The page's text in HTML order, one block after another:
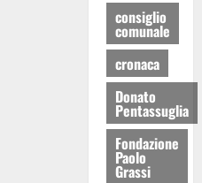
consiglio
comunale
cronaca
Donato
Pentassuglia
Fondazione
Paolo
Grassi